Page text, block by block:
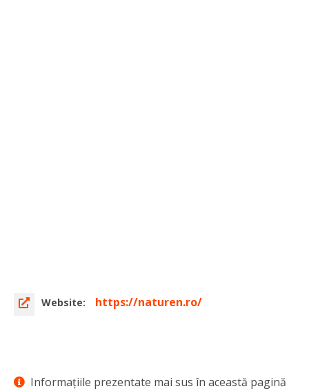
Website: https://naturen.ro/
Informaţiile prezentate mai sus în această pagină